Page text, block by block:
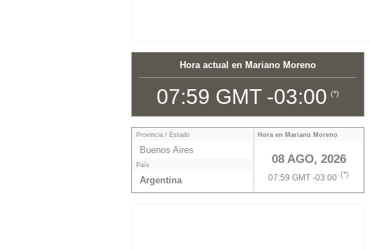
Hora actual en Mariano Moreno
07:59 GMT -03:00 (*)
Hora en Mariano Moreno
08 AGO, 2026
07:59 GMT -03:00 (*)
Provincia / Estado
Buenos Aires
País
Argentina